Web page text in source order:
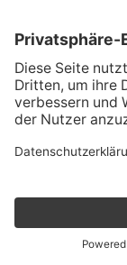
*Weitere
den
werden, der an
Automobil